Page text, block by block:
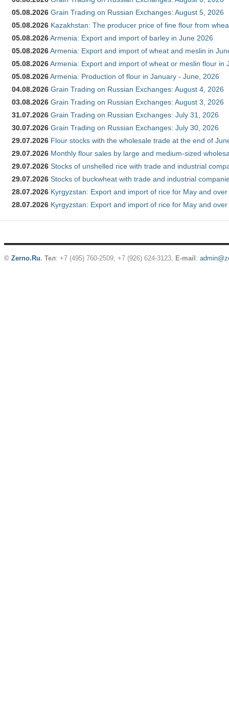
05.08.2026 Grain Trading on Russian Exchanges: August 5, 2026
05.08.2026 Kazakhstan: The producer price of fine flour from
05.08.2026Armenia: Export and import of barley in June 2026
05.08.2026Armenia: Export and import of wheat and meslin in
05.08.2026Armenia: Export and import of wheat or meslin flour in
05.08.2026Armenia: Production of flour in January - June, 2026
04.08.2026 Grain Trading on Russian Exchanges: August 4, 2026
03.08.2026 Grain Trading on Russian Exchanges: August 3, 2026
31.07.2026 Grain Trading on Russian Exchanges: July 31, 2026
30.07.2026 Grain Trading on Russian Exchanges: July 30, 2026
29.07.2026 Flour stocks with the wholesale trade at the end of
29.07.2026 Monthly flour sales by large and medium-sized
29.07.2026 Stocks of unshelled rice with trade and industrial
29.07.2026 Stocks of buckwheat with trade and industrial
28.07.2026 Kyrgyzstan: Export and import of rice for May and
28.07.2026 Kyrgyzstan: Export and import of rice for May and
© Zerno.Ru. Тел: +7 (495) 760-2509, +7 (926) 624-3123, E-mail :